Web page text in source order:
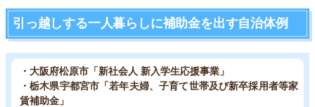
引っ越しする一人暮らしに補助金を出す自治体例
・大阪府松原市「新社会人 新入学生応援事業」
・栃木県宇都宮市「若年夫婦、子育て世帯及び新卒採用者等家
賃補助金」